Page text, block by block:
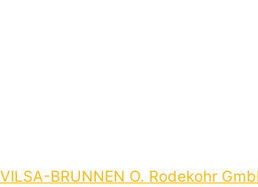
VILSA-BRUNNEN O. Rodekohr